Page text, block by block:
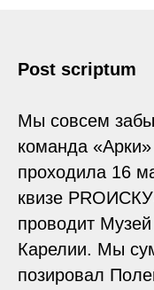
Post scriptum
Мы совсем
команда
проходила 16
квизе
проводит Музей
Карелии. Мы
позировал